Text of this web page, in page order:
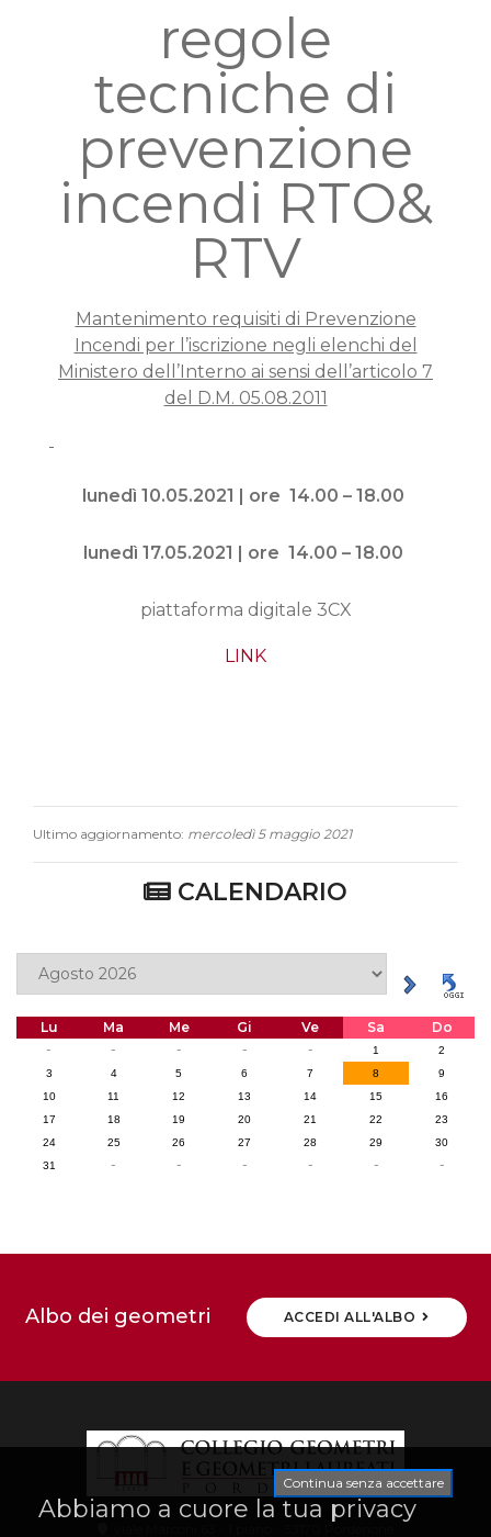
regole
tecniche di
prevenzione
incendi RTO&
RTV
Mantenimento requisiti di Prevenzione
Incendi per l’iscrizione negli elenchi del
Ministero dell’Interno ai sensi dell’articolo 7
del D.M. 05.08.2011
lunedì 10.05.2021 | ore 14.00 – 18.00
lunedì 17.05.2021 | ore 14.00 – 18.00
piattaforma digitale 3CX
LINK
Ultimo aggiornamento: mercoledì 5 maggio 2021
CALENDARIO
Lu Ma Me Gi Ve Sa
Do
-
- - - - 1
2
3
4 5 6 7 8
9
10
11 12 13 14 15
16
17
18 19 20 21 22
23
24
25 26 27 28 29
30
31
- - - - - -
Albo dei geometri ACCEDI ALL'ALBO
Continua senza accettare
Abbiamo a cuore la tua privacy